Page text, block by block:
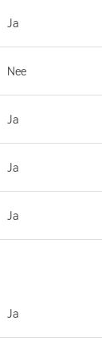
Ja
Nee
Ja
Ja
Ja
Ja